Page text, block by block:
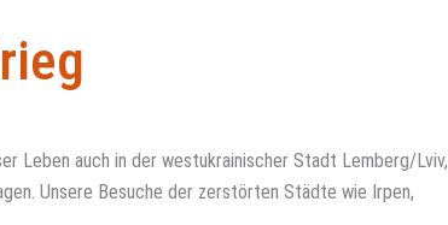
Leben auch in der westukrainischer Stadt Lemberg/Lviv,
Unsere Besuche der zerstörten Städte wie Irpen,